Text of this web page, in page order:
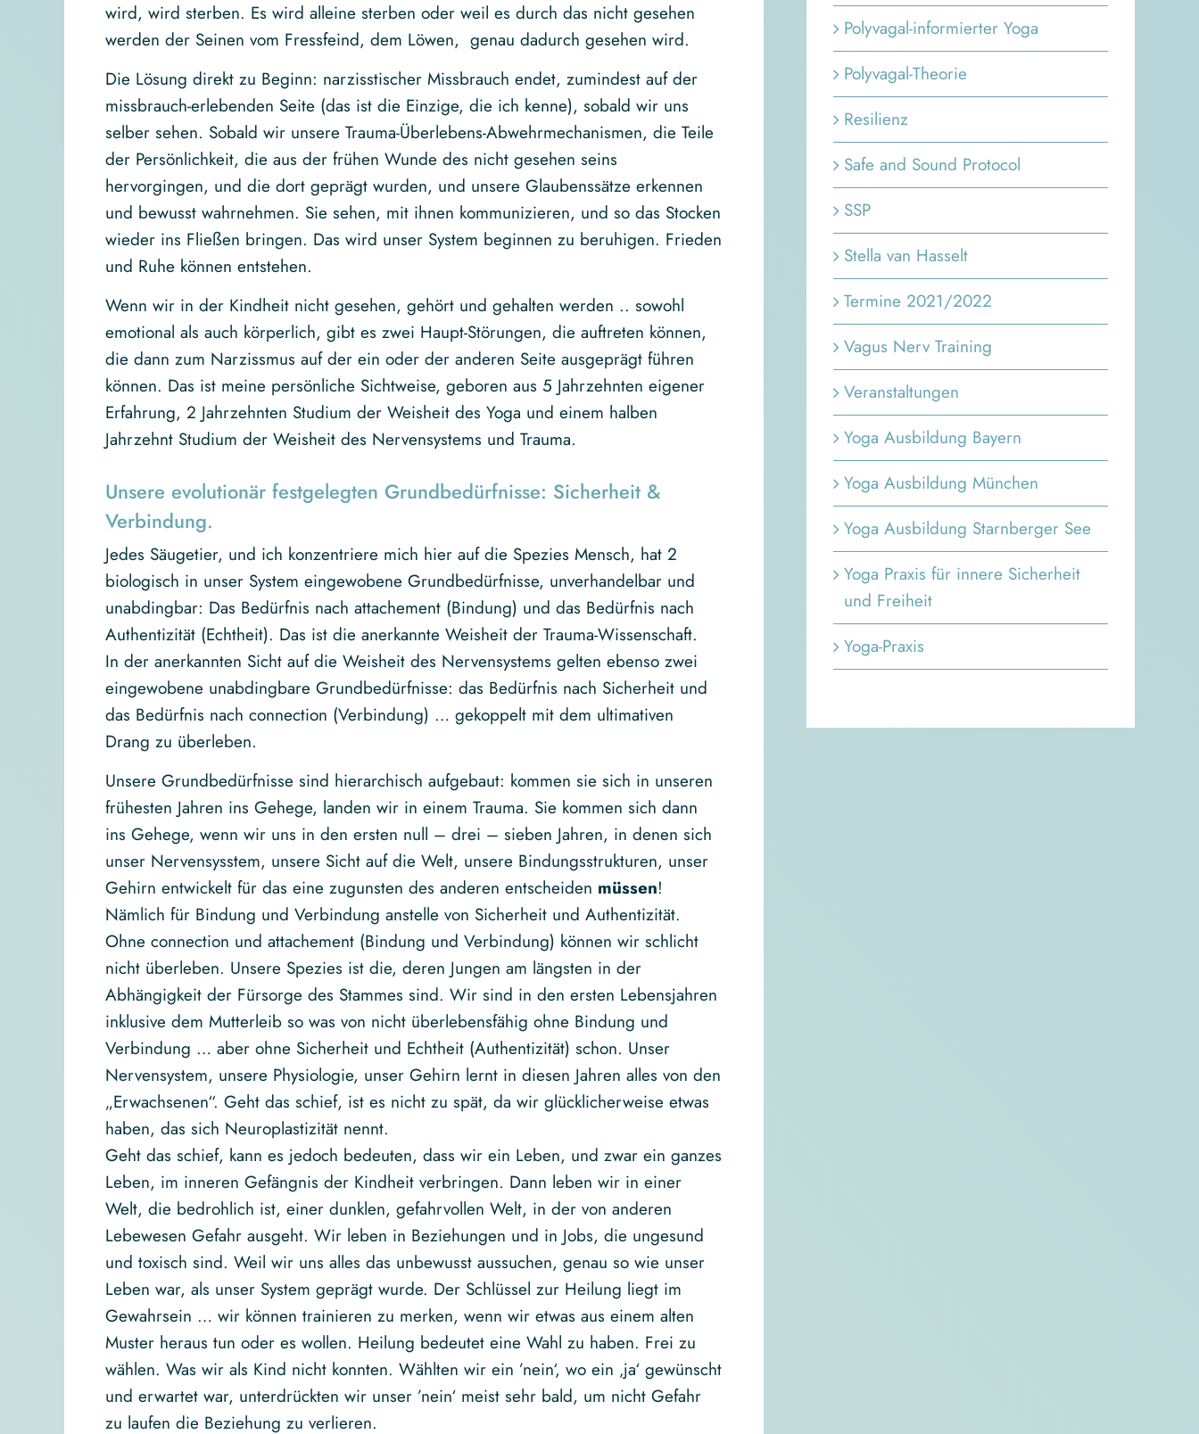
wird, wird sterben. Es wird alleine sterben oder weil es durch das nicht gesehen
werden der Seinen vom Fressfeind, dem Löwen, genau dadurch gesehen wird.
Die Lösung direkt zu Beginn: narzisstischer Missbrauch endet, zumindest auf der
missbrauch-erlebenden Seite (das ist die Einzige, die ich kenne), sobald wir uns
selber sehen. Sobald wir unsere Trauma-Überlebens-Abwehrmechanismen, die Teile
der Persönlichkeit, die aus der frühen Wunde des nicht gesehen seins
hervorgingen, und die dort geprägt wurden, und unsere Glaubenssätze erkennen
und bewusst wahrnehmen. Sie sehen, mit ihnen kommunizieren, und so das Stocken
wieder ins Fließen bringen. Das wird unser System beginnen zu beruhigen. Frieden
und Ruhe können entstehen.
Wenn wir in der Kindheit nicht gesehen, gehört und gehalten werden .. sowohl
emotional als auch körperlich, gibt es zwei Haupt-Störungen, die auftreten können,
die dann zum Narzissmus auf der ein oder der anderen Seite ausgeprägt führen
können. Das ist meine persönliche Sichtweise, geboren aus 5 Jahrzehnten eigener
Erfahrung, 2 Jahrzehnten Studium der Weisheit des Yoga und einem halben
Jahrzehnt Studium der Weisheit des Nervensystems und Trauma.
Unsere evolutionär festgelegten Grundbedürfnisse: Sicherheit &
Verbindung.
Jedes Säugetier, und ich konzentriere mich hier auf die Spezies Mensch, hat 2
biologisch in unser System eingewobene Grundbedürfnisse, unverhandelbar und
unabdingbar: Das Bedürfnis nach attachement (Bindung) und das Bedürfnis nach
Authentizität (Echtheit). Das ist die anerkannte Weisheit der Trauma-Wissenschaft.
In der anerkannten Sicht auf die Weisheit des Nervensystems gelten ebenso zwei
eingewobene unabdingbare Grundbedürfnisse: das Bedürfnis nach Sicherheit und
das Bedürfnis nach connection (Verbindung) … gekoppelt mit dem ultimativen
Drang zu überleben.
Unsere Grundbedürfnisse sind hierarchisch aufgebaut: kommen sie sich in unseren
frühesten Jahren ins Gehege, landen wir in einem Trauma. Sie kommen sich dann
ins Gehege, wenn wir uns in den ersten null – drei – sieben Jahren, in denen sich
unser Nervensysstem, unsere Sicht auf die Welt, unsere Bindungsstrukturen, unser
Gehirn entwickelt für das eine zugunsten des anderen entscheiden müssen!
Nämlich für Bindung und Verbindung anstelle von Sicherheit und Authentizität.
Ohne connection und attachement (Bindung und Verbindung) können wir schlicht
nicht überleben. Unsere Spezies ist die, deren Jungen am längsten in der
Abhängigkeit der Fürsorge des Stammes sind. Wir sind in den ersten Lebensjahren
inklusive dem Mutterleib so was von nicht überlebensfähig ohne Bindung und
Verbindung … aber ohne Sicherheit und Echtheit (Authentizität) schon. Unser
Nervensystem, unsere Physiologie, unser Gehirn lernt in diesen Jahren alles von den
„Erwachsenen“. Geht das schief, ist es nicht zu spät, da wir glücklicherweise etwas
haben, das sich Neuroplastizität nennt.
Geht das schief, kann es jedoch bedeuten, dass wir ein Leben, und zwar ein ganzes
Leben, im inneren Gefängnis der Kindheit verbringen. Dann leben wir in einer
Welt, die bedrohlich ist, einer dunklen, gefahrvollen Welt, in der von anderen
Lebewesen Gefahr ausgeht. Wir leben in Beziehungen und in Jobs, die ungesund
und toxisch sind. Weil wir uns alles das unbewusst aussuchen, genau so wie unser
Leben war, als unser System geprägt wurde. Der Schlüssel zur Heilung liegt im
Gewahrsein … wir können trainieren zu merken, wenn wir etwas aus einem alten
Muster heraus tun oder es wollen. Heilung bedeutet eine Wahl zu haben. Frei zu
wählen. Was wir als Kind nicht konnten. Wählten wir ein ’nein‘, wo ein ‚ja‘ gewünscht
und erwartet war, unterdrückten wir unser ’nein‘ meist sehr bald, um nicht Gefahr
zu laufen die Beziehung zu verlieren.
Polyvagal-informierter Yoga
Polyvagal-Theorie
Resilienz
Safe and Sound Protocol
SSP
Stella van Hasselt
Termine 2021/2022
Vagus Nerv Training
Veranstaltungen
Yoga Ausbildung Bayern
Yoga Ausbildung München
Yoga Ausbildung Starnberger See
Yoga Praxis für innere Sicherheit
und Freiheit
Yoga-Praxis